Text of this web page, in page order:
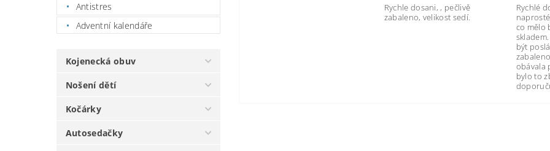
Antistres
Adventní kalendáře
Kojenecká obuv
Nošení dětí
Kočárky
Autosedačky
Rychle dosani, , pečlivě
zabaleno, velikost sedí.
Rychlé
co mělo
být
obávala
bylo to